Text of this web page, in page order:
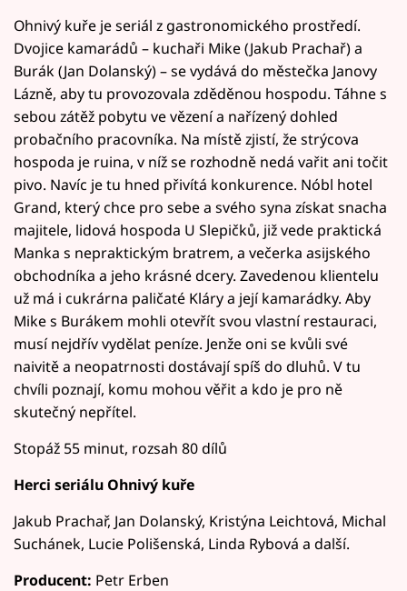
Ohnivý kuře je seriál z gastronomického prostředí.
Dvojice kamarádů – kuchaři Mike (Jakub Prachař) a
Burák (Jan Dolanský) – se vydává do městečka Janovy
Lázně, aby tu provozovala zděděnou hospodu. Táhne s
sebou zátěž pobytu ve vězení a nařízený dohled
probačního pracovníka. Na místě zjistí, že strýcova
hospoda je ruina, v níž se rozhodně nedá vařit ani točit
pivo. Navíc je tu hned přivítá konkurence. Nóbl hotel
Grand, který chce pro sebe a svého syna získat snacha
majitele, lidová hospoda U Slepičků, již vede praktická
Manka s nepraktickým bratrem, a večerka asijského
obchodníka a jeho krásné dcery. Zavedenou klientelu
už má i cukrárna paličaté Kláry a její kamarádky. Aby
Mike s Burákem mohli otevřít svou vlastní restauraci,
musí nejdřív vydělat peníze. Jenže oni se kvůli své
naivitě a neopatrnosti dostávají spíš do dluhů. V tu
chvíli poznají, komu mohou věřit a kdo je pro ně
skutečný nepřítel.
Stopáž 55 minut, rozsah 80 dílů
Herci seriálu Ohnivý kuře
Jakub Prachař, Jan Dolanský, Kristýna Leichtová, Michal
Suchánek, Lucie Polišenská, Linda Rybová a další.
Producent: Petr Erben